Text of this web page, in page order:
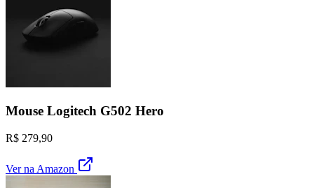
Mouse Logitech G502 Hero
R$ 279,90
Ver na Amazon